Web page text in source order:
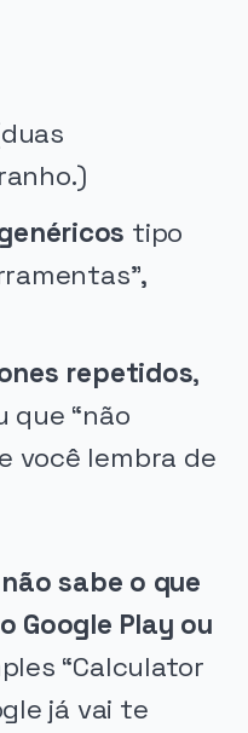
tipo
repetidos,
que “não
você lembra de
sabe o que
Google Play ou
“Calculator
já vai te